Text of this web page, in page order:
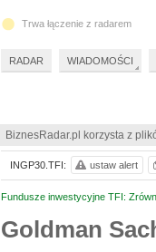
BiznesRadar.pl korzysta z
Fundusze inwestycyjne TFI:
Goldman
INGP30.TFI: ustaw alert
Trwa łączenie z radarem
RADAR WIADOMOŚCI